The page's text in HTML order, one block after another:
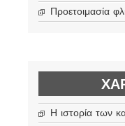
Προετοιμασία
Η ιστορία των